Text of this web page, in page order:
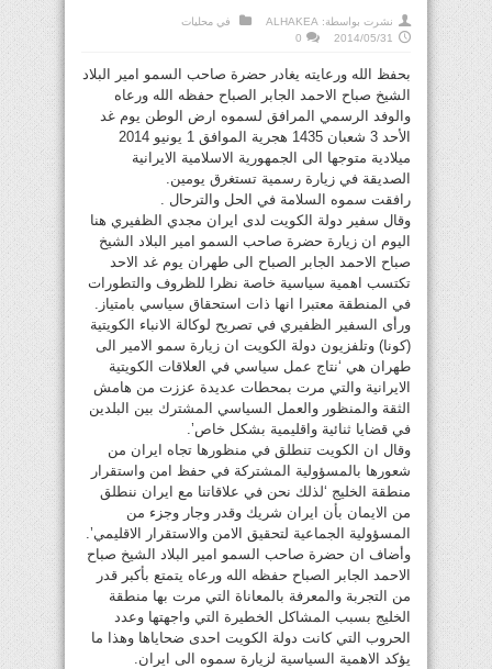
نشرت بواسطة: ALHAKEA في محليات
2014/05/31
0
بحفظ الله ورعايته يغادر حضرة صاحب السمو امير البلاد
الشيخ صباح الاحمد الجابر الصباح حفظه الله ورعاه
والوفد الرسمي المرافق لسموه ارض الوطن يوم غد
الأحد 3 شعبان 1435 هجرية الموافق 1 يونيو 2014
ميلادية متوجها الى الجمهورية الاسلامية الايرانية
الصديقة في زيارة رسمية تستغرق يومين.
رافقت سموه السلامة في الحل والترحال .
وقال سفير دولة الكويت لدى ايران مجدي الظفيري هنا
اليوم ان زيارة حضرة صاحب السمو امير البلاد الشيخ
صباح الاحمد الجابر الصباح الى طهران يوم غد الاحد
تكتسب اهمية سياسية خاصة نظرا للظروف والتطورات
في المنطقة معتبرا انها ذات استحقاق سياسي بامتياز.
ورأى السفير الظفيري في تصريح لوكالة الانباء الكويتية
(كونا) وتلفزيون دولة الكويت ان زيارة سمو الامير الى
طهران هي ‘نتاج عمل سياسي في العلاقات الكويتية
الايرانية والتي مرت بمحطات عديدة عززت من هامش
الثقة والمنظور والعمل السياسي المشترك بين البلدين
في قضايا ثنائية واقليمية بشكل خاص’.
وقال ان الكويت تنطلق في منظورها تجاه ايران من
شعورها بالمسؤولية المشتركة في حفظ امن واستقرار
منطقة الخليج ‘لذلك نحن في علاقاتنا مع ايران ننطلق
من الايمان بأن ايران شريك وقدر وجار وجزء من
المسؤولية الجماعية لتحقيق الامن والاستقرار الاقليمي’.
وأضاف ان حضرة صاحب السمو امير البلاد الشيخ صباح
الاحمد الجابر الصباح حفظه الله ورعاه يتمتع بأكبر قدر
من التجربة والمعرفة بالمعاناة التي مرت بها منطقة
الخليج بسبب المشاكل الخطيرة التي واجهتها وعدد
الحروب التي كانت دولة الكويت احدى ضحاياها وهذا ما
يؤكد الاهمية السياسية لزيارة سموه الى ايران.